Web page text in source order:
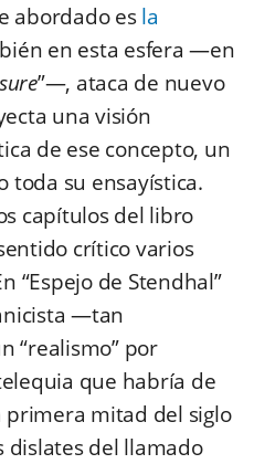
abordado esla
en esta esfera —en
”—, ataca de nuevo
una visión
de ese concepto, un
toda su ensayística.
capítulos del libro
crítico varios
“Espejo de Stendhal”
—tan
“realismo” por
que habría de
mitad del siglo
dislates del llamado